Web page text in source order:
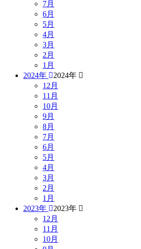
7月
6月
5月
4月
3月
2月
1月
2024年
2024年
12月
11月
10月
9月
8月
7月
6月
5月
4月
3月
2月
1月
2023年
2023年
12月
11月
10月